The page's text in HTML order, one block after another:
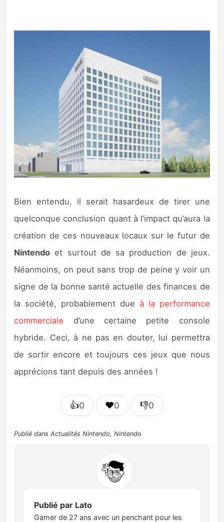
Bien entendu, il serait hasardeux de tirer une
quelconque conclusion quant à l’impact qu’aura la
création de ces nouveaux locaux sur le futur de
Nintendo et surtout de sa production de jeux.
Néanmoins, on peut sans trop de peine y voir un
signe de la bonne santé actuelle des finances de
la société, probablement due à la performance
commerciale d’une certaine petite console
hybride. Ceci, à ne pas en douter, lui permettra
de sortir encore et toujours ces jeux que nous
apprécions tant depuis des années !
👍0 ❤️0 👎0
Publié dansActualités Nintendo,Nintendo
Publié par Lato
Gamer de 27 ans avec un penchant pour les